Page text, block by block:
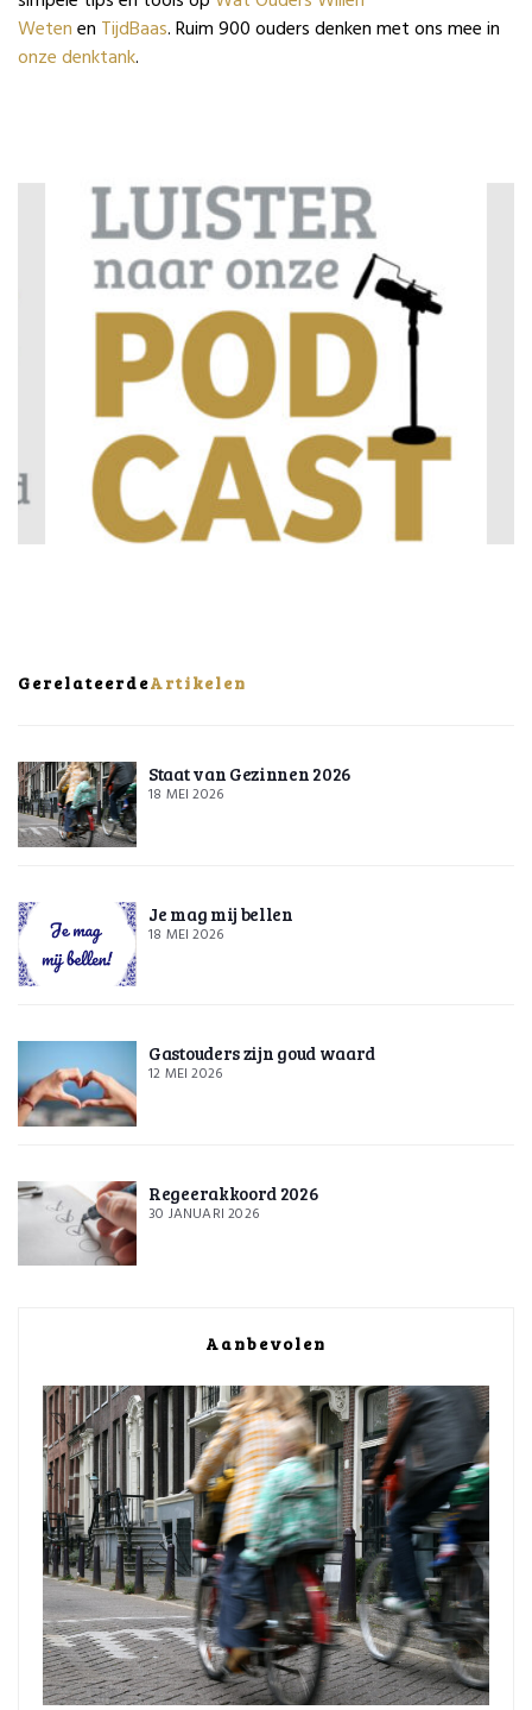
Wetenen TijdBaas. Ruim 900 ouders denken met ons mee in
onze denktank.
GerelateerdeArtikelen
Staat van Gezinnen 2026
18 MEI 2026
Je mag mij bellen
18 MEI 2026
Gastouders zijn goud waard
12 MEI 2026
Regeerakkoord 2026
30 JANUARI 2026
Aanbevolen